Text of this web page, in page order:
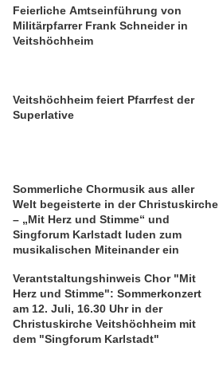
Feierliche Amtseinführung von
Militärpfarrer Frank Schneider in
Veitshöchheim
Veitshöchheim feiert Pfarrfest der
Superlative
Sommerliche Chormusik aus aller
Welt begeisterte in der Christuskirche
– „Mit Herz und Stimme“ und
Singforum Karlstadt luden zum
musikalischen Miteinander ein
Verantstaltungshinweis Chor "Mit
Herz und Stimme": Sommerkonzert
am 12. Juli, 16.30 Uhr in der
Christuskirche Veitshöchheim mit
dem "Singforum Karlstadt"